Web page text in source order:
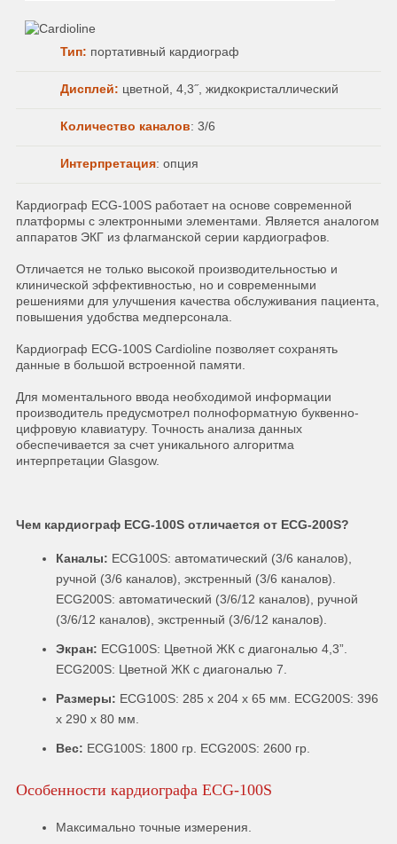
Тип: портативный кардиограф
Дисплей: цветной, 4,3˝, жидкокристаллический
Количество каналов: 3/6
Интерпретация: опция
Кардиограф ECG-100S работает на основе современной
платформы с электронными элементами. Является аналогом
аппаратов ЭКГ из флагманской серии кардиографов.
Отличается не только высокой производительностью и
клинической эффективностью, но и современными
решениями для улучшения качества обслуживания пациента,
повышения удобства медперсонала.
Кардиограф ECG-100S Cardioline позволяет сохранять
данные в большой встроенной памяти.
Для моментального ввода необходимой информации
производитель предусмотрел полноформатную буквенно-
цифровую клавиатуру. Точность анализа данных
обеспечивается за счет уникального алгоритма
интерпретации Glasgow.
Чем кардиограф ECG-100Sотличается от ECG-200S?
Каналы: ECG100S: автоматический (3/6 каналов),
ручной (3/6 каналов), экстренный (3/6 каналов).
ECG200S: автоматический (3/6/12 каналов), ручной
(3/6/12 каналов), экстренный (3/6/12 каналов).
Экран: ECG100S: Цветной ЖК с диагональю 4,3”.
ECG200S: Цветной ЖК с диагональю 7.
Размеры: ECG100S: 285 х 204 х 65 мм. ECG200S: 396
x 290 x 80 мм.
Вес: ECG100S: 1800 гр. ECG200S: 2600 гр.
Особенности кардиографа ECG-100S
Максимально точные измерения.